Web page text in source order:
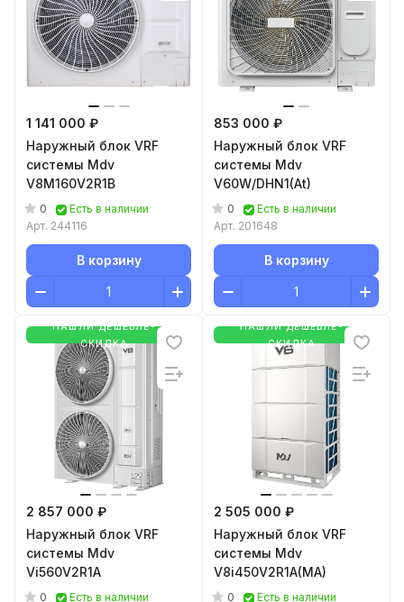
1 141 000 ₽
Наружный блок VRF
системы Mdv
V8M160V2R1B
0
Есть в наличии
Арт. 244116
В корзину
853 000 ₽
Наружный блок VRF
системы Mdv
V60W/DHN1(At)
0
Есть в наличии
Арт. 201648
В корзину
НАШЛИ ДЕШЕВЛЕ-
СКИДКА
2 857 000 ₽
Наружный блок VRF
системы Mdv
Vi560V2R1A
0
Есть в наличии
НАШЛИ ДЕШЕВЛЕ-
СКИДКА
2 505 000 ₽
Наружный блок VRF
системы Mdv
V8i450V2R1A(MA)
0
Есть в наличии